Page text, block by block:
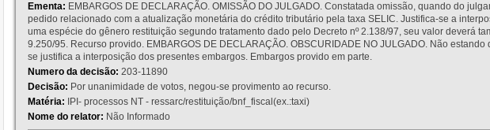
Ementa: EMBARGOS DE DECLARAÇÃO. OMISSÃO DO JULGADO. Constatada omissão, quando do
pedido relacionado com a atualização monetária do crédito tributário pela taxa SELIC. Justifica-se a
uma espécie do gênero restituição segundo tratamento dado pelo Decreto nº 2.138/97, seu valor deverá
9.250/95. Recurso provido. EMBARGOS DE DECLARAÇÃO. OBSCURIDADE NO JULGADO. Não
se justifica a interposição dos presentes embargos. Embargos provido em parte.
Numero da decisão: 203-11890
Decisão: Por unanimidade de votos, negou-se provimento ao recurso.
Matéria: IPI- processos NT - ressarc/restituição/bnf_fiscal(ex.:taxi)
Nome do relator: Não Informado